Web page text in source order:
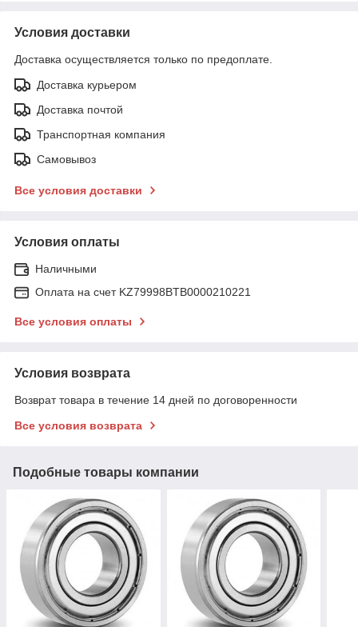
Условия доставки
Доставка осуществляется только по предоплате.
Доставка курьером
Доставка почтой
Транспортная компания
Самовывоз
Все условия доставки
Условия оплаты
Наличными
Оплата на счет KZ79998BTB0000210221
Все условия оплаты
Условия возврата
Возврат товара в течение 14 дней по договоренности
Все условия возврата
Подобные товары компании